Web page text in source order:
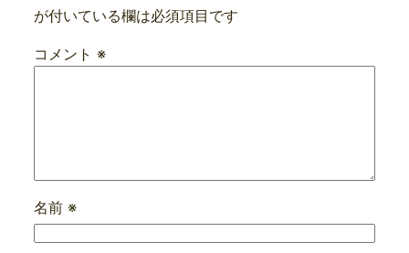
が付いている欄は必須項目です
コメント ※
名前 ※